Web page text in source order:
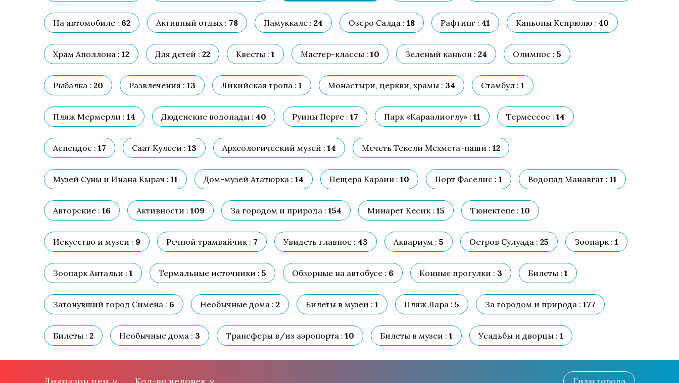
На автомобиле : 62 Активный отдых : 78 Памуккале : 24 Озеро Салда : 18 Рафтинг : 41 Каньоны Кепрюлю : 40
Храм Аполлона : 12 Для детей : 22 Квесты : 1 Мастер-классы : 10 Зеленый каньон : 24 Олимпос : 5
Рыбалка : 20 Развлечения : 13 Ликийская тропа : 1 Монастыри, церкви, храмы : 34 Стамбул : 1
Пляж Мермерли : 14 Дюденские водопады : 40 Руины Перге : 17 Парк «Караалиоглу» : 11 Термессос : 14
Аспендос : 17 Саат Кулеси : 13 Археологический музей : 14 Мечеть Текели Мехмета-паши : 12
Музей Суны и Инана Кырач : 11 Дом-музей Ататюрка : 14 Пещера Караин : 10 Порт Фаселис : 1 Водопад Манавгат : 11
Авторские : 16 Активности : 109 За городом и природа : 154 Минарет Кесик : 15 Тюнектепе : 10
Искусство и музеи : 9 Речной трамвайчик : 7 Увидеть главное : 43 Аквариум : 5 Остров Сулуада : 25 Зоопарк : 1
Зоопарк Антальи : 1 Термальные источники : 5 Обзорные на автобусе : 6 Конные прогулки : 3 Билеты : 1
Затонувший город Симена : 6 Необычные дома : 2 Билеты в музеи : 1 Пляж Лара : 5 За городом и природа : 177
Билеты : 2 Необычные дома : 3 Трансферы в/из аэропорта : 10 Билеты в музеи : 1 Усадьбы и дворцы : 1
Гиды города